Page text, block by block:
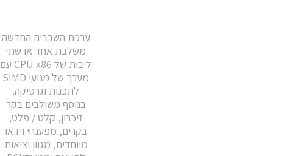
ערכת השבבים החדשה
משלבת אחד או שתי
ליבות של CPU x86 עם
מערך של מנועי SIMD
לתכנות וגרפיקה.
בנוסף משולבים בקר
זיכרון, קלט / פלט,
בקרים, מפענחי וידאו
מיוחדים, מגוון יציאות